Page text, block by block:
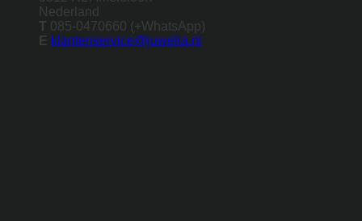
Nederland
T 085-0470660 (+WhatsApp)
E klantenservice@juwelia.nl